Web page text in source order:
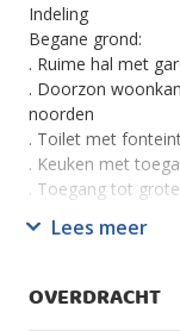
Indeling
Begane grond:
. Ruime hal met
. Doorzon
noorden
. Toilet met
. Keuken met
. Toegang tot
Eerste verdieping:
. Badkamer met
Lees meer
OVERDRACHT